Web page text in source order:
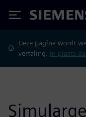
Siemens
Deze pagina wordt
vertaling. In plaats
Simularge